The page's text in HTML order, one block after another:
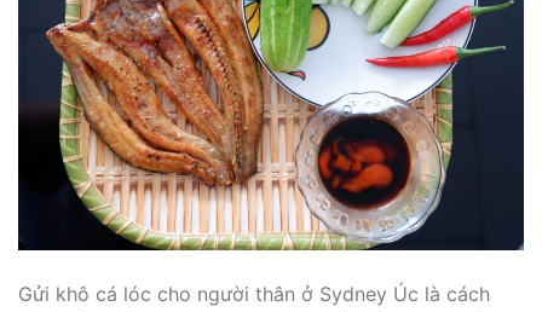
Gửi khô cá lóc cho người thân ở Sydney Úc là cách